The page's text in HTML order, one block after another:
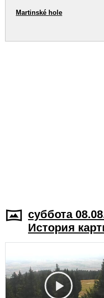
Martinské hole
суббота
История